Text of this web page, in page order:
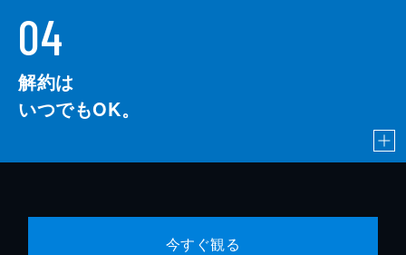
04
解約は
いつでもOK。
今すぐ観る